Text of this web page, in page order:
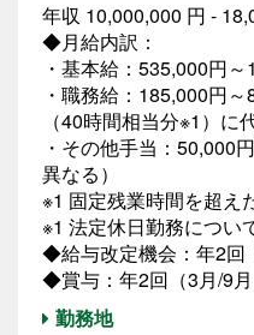
年収 10,000,000 円 -
◆月給内訳：
・基本給：535,000円
・職務給：185,000円
（40時間相当分※1）に
・その他手当：50,000
異なる）
※1 固定残業時間を超え
※1 法定休日勤務につい
◆給与改定機会：年2回
◆賞与：年2回（3月/9月
勤務地